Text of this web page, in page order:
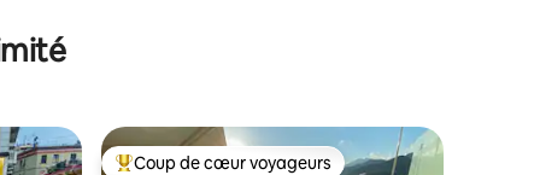
Coup de cœur voyageurs